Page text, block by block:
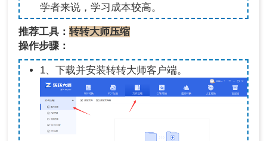
学者来说，学习成本较高。
推荐工具：转转大师压缩
操作步骤：
1、下载并安装转转大师客户端。